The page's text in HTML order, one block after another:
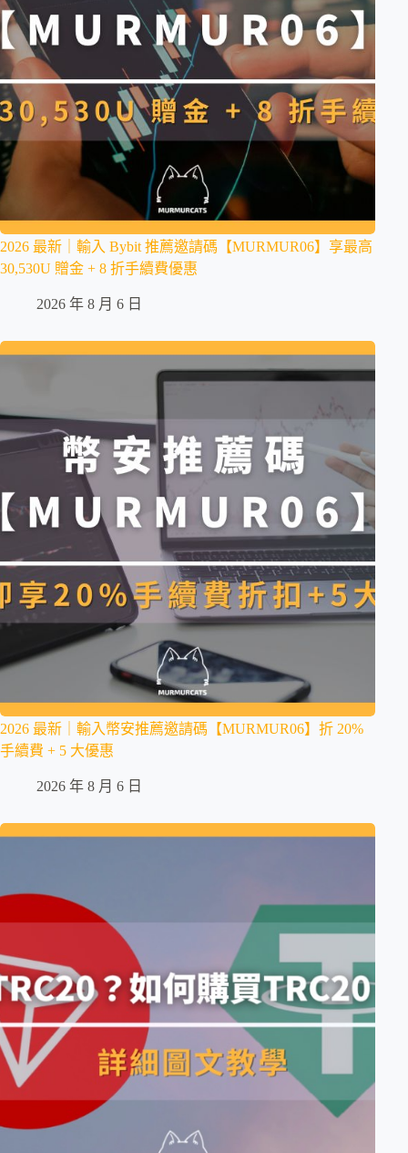
2026 最新｜輸入 Bybit 推薦邀請碼【MURMUR06】享最高
30,530U 贈金 + 8 折手續費優惠
2026 年 8 月 6 日
2026 最新｜輸入幣安推薦邀請碼【MURMUR06】折 20%
手續費 + 5 大優惠
2026 年 8 月 6 日